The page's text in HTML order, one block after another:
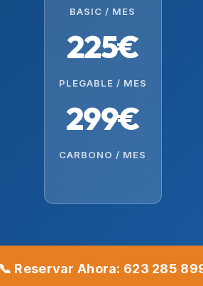
BASIC / MES
225€
PLEGABLE / MES
299€
CARBONO / MES
📞 Reservar Ahora: 623 285